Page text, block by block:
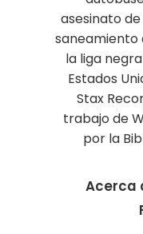
asesinato
saneamiento
la liga
Estados
Stax
trabajo de
por la
Acerca